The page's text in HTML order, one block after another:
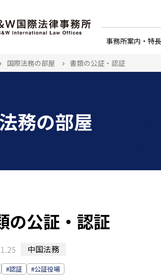
事務所案内・特長
国際法務の部屋 書類の公証・認証
務の部屋
の公証・認証
中国法務
#認証 #公証役場